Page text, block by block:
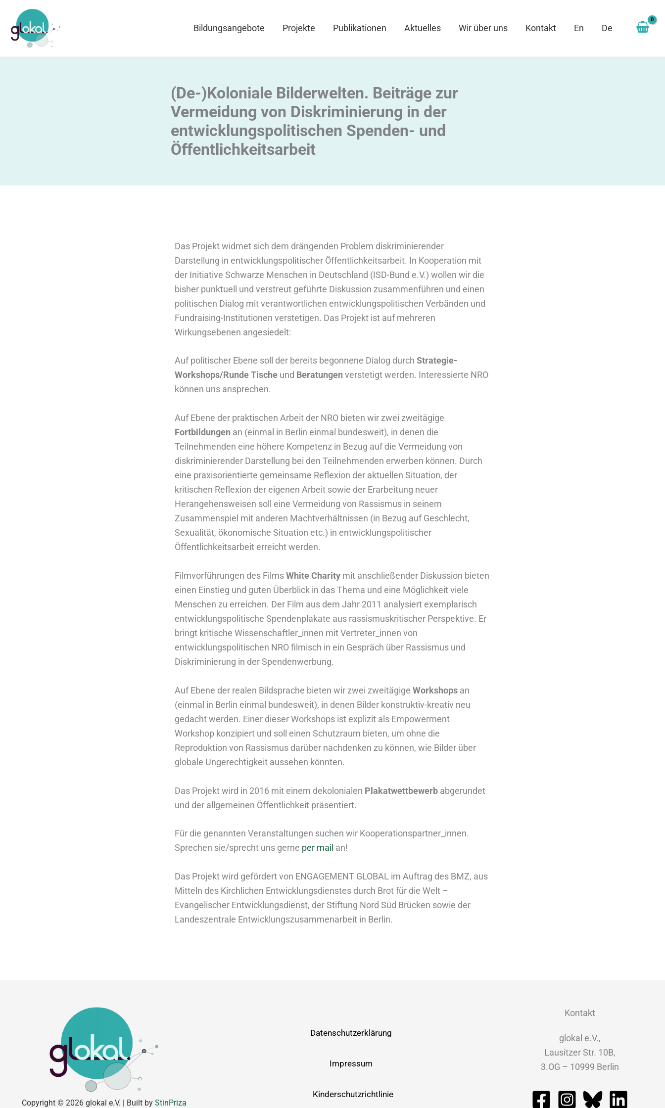
Inhalt
springen
Bildungsangebote Projekte Publikationen Aktuelles Wir über uns Kontakt En De
(De-)Koloniale Bilderwelten. Beiträge zur
Vermeidung von Diskriminierung in der
entwicklungspolitischen Spenden- und
Öffentlichkeitsarbeit
Das Projekt widmet sich dem drängenden Problem diskriminierender
Darstellung in entwicklungspolitischer Öffentlichkeitsarbeit. In Kooperation mit
der Initiative Schwarze Menschen in Deutschland (ISD-Bund e.V.) wollen wir die
bisher punktuell und verstreut geführte Diskussion zusammenführen und einen
politischen Dialog mit verantwortlichen entwicklungspolitischen Verbänden und
Fundraising-Institutionen verstetigen. Das Projekt ist auf mehreren
Wirkungsebenen angesiedelt:
Auf politischer Ebene soll der bereits begonnene Dialog durch Strategie-
Workshops/Runde Tische und Beratungen verstetigt werden. Interessierte NRO
können uns ansprechen.
Auf Ebene der praktischen Arbeit der NRO bieten wir zwei zweitägige
Fortbildungen an (einmal in Berlin einmal bundesweit), in denen die
Teilnehmenden eine höhere Kompetenz in Bezug auf die Vermeidung von
diskriminierender Darstellung bei den Teilnehmenden erwerben können. Durch
eine praxisorientierte gemeinsame Reflexion der aktuellen Situation, der
kritischen Reflexion der eigenen Arbeit sowie der Erarbeitung neuer
Herangehensweisen soll eine Vermeidung von Rassismus in seinem
Zusammenspiel mit anderen Machtverhältnissen (in Bezug auf Geschlecht,
Sexualität, ökonomische Situation etc.) in entwicklungspolitischer
Öffentlichkeitsarbeit erreicht werden.
Filmvorführungen des FilmsWhite Charity mit anschließender Diskussion bieten
einen Einstieg und guten Überblick in das Thema und eine Möglichkeit viele
Menschen zu erreichen. Der Film aus dem Jahr 2011 analysiert exemplarisch
entwicklungspolitische Spendenplakate aus rassismuskritischer Perspektive. Er
bringt kritische Wissenschaftler_innen mit Vertreter_innen von
entwicklungspolitischen NRO filmisch in ein Gespräch über Rassismus und
Diskriminierung in der Spendenwerbung.
Auf Ebene der realen Bildsprache bieten wir zwei zweitägige Workshops an
(einmal in Berlin einmal bundesweit), in denen Bilder konstruktiv-kreativ neu
gedacht werden. Einer dieser Workshops ist explizit als Empowerment
Workshop konzipiert und soll einen Schutzraum bieten, um ohne die
Reproduktion von Rassismus darüber nachdenken zu können, wie Bilder über
globale Ungerechtigkeit aussehen könnten.
Das Projekt wird in 2016 mit einem dekolonialen Plakatwettbewerb abgerundet
und der allgemeinen Öffentlichkeit präsentiert.
Für die genannten Veranstaltungen suchen wir Kooperationspartner_innen.
Sprechen sie/sprecht uns gerne per mail an!
Das Projekt wird gefördert von ENGAGEMENT GLOBAL im Auftrag des BMZ, aus
Mitteln des Kirchlichen Entwicklungsdienstes durch Brot für die Welt –
Evangelischer Entwicklungsdienst, der Stiftung Nord Süd Brücken sowie der
Landeszentrale Entwicklungszusammenarbeit in Berlin.
Copyright © 2026 glokal e.V. | Built by StinPriza
Datenschutzerklärung
Impressum
Kinderschutzrichtlinie
Kontakt
glokal e.V.,
Lausitzer Str. 10B,
3.OG – 10999 Berlin